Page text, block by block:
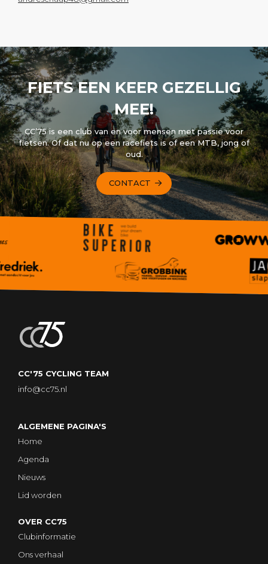
FIETS EEN KEER GEZELLIG
MEE!
CC’75 is een club van en voor mensen met passie voor
fietsen. Of dat nu op een racefiets is of een MTB, jong of
oud.
CONTACT
CC'75 CYCLING TEAM
info@cc75.nl
ALGEMENE PAGINA'S
Home
Agenda
Nieuws
Lid worden
OVER CC75
Clubinformatie
Ons verhaal